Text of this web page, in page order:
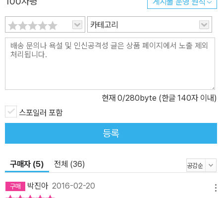
잭 역의 제이콥 트렘블레이 역시 제21회 크리스틱 초이스 어워즈에서
아역상을 수상하며 절정의 연기력을 뽐냈다. 수많은 사람들의 심금을
울린 이 소설을 통해 독자들은, 악을 이기는 사랑의 위대함을 볼 수 있
을 것이다.
카테고리
현재 0/280byte (한글 140자 이내)
스포일러 포함
등록
구매자 (5) 전체 (36)
박진아2016-02-20